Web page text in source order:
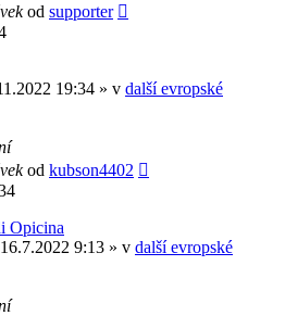
od supporter
19:34 » v další evropské
od kubson4402
Opicina
9:13 » v další evropské